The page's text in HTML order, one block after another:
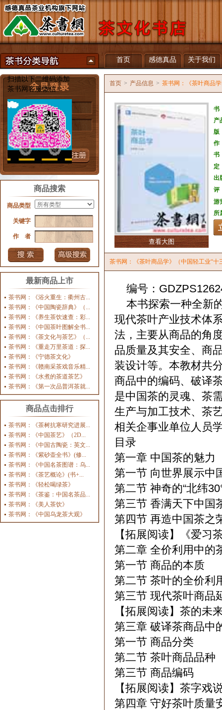
首页 感德真品 关于我们
用户名
密 码
忘记密码？
商品搜索
商品类型
关键字
作 者
最新商品上市
茶书网：《浴火重生：衢州古...
茶书网：《中国陶瓷辞典》（...
茶书网：《养生茶饮速查：彩...
茶书网：《中国茶叶图解全书...
茶书网：《茶文化与茶艺》（...
茶书网：《重走万里茶道：探...
茶书网：《宁德茶文化》
茶书网：《赣南采茶戏音乐精...
茶书网：《水煮的茶道茶艺》
茶书网：《第一次品普洱茶就...
商品点击排行
茶书网：《茶树抗寒研究进展...
茶书网：《中国茶艺》（2D...
茶书网：《中国古陶瓷：英文...
茶书网：《紫砂壶全书》(修...
茶书网：《中国名茶图谱：乌...
茶书网：《茶艺概论》(书+...
茶书网：《轻松喝绿茶》
茶书网：《茶鉴：中国名茶品...
茶书网：《美人茶饮》
茶书网：《中国乌龙茶大观》
首页 > 产品信息 > 茶书网：《茶叶商品
查看大图
产
出
游
所
茶书网：《茶叶商品学》（中国轻工业“十
编号：
本书探索一种全新
现代茶叶产业技术体
法，主要从商品的角
品质量及其安全、商
装设计等。本教材共
商品中的编码、破译
是中国茶的灵魂、茶
生产与加工技术、茶
相关企事业单位人员
目录
第一章 中国茶的魅力
第一节 向世界展示中
第二节 神奇的“北纬
第三节 香满天下中国
第四节 再造中国茶之
【拓展阅读】《爱习
第二章 全价利用中的
第一节 商品的本质
第二节 茶叶的全价利
第三节 现代茶叶商品
【拓展阅读】茶的未
第三章 破译茶商品中
第一节 商品分类
第二节 茶叶商品品种
第三节 商品编码
【拓展阅读】茶字戏
第四章 守好茶叶质量
扫描以下二维码添加
茶书网客服微信